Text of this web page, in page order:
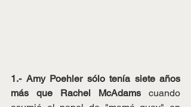
1.- Amy Poehler sólo tenía siete años
más que Rachel McAdams cuando